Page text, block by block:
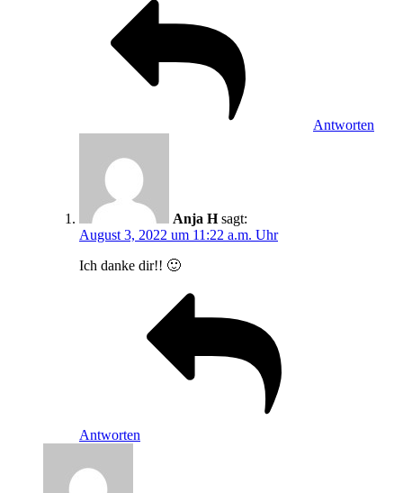
Antworten
Anja H sagt:
August 3, 2022 um 11:22 a.m. Uhr
Ich danke dir!! 🙂
Antworten